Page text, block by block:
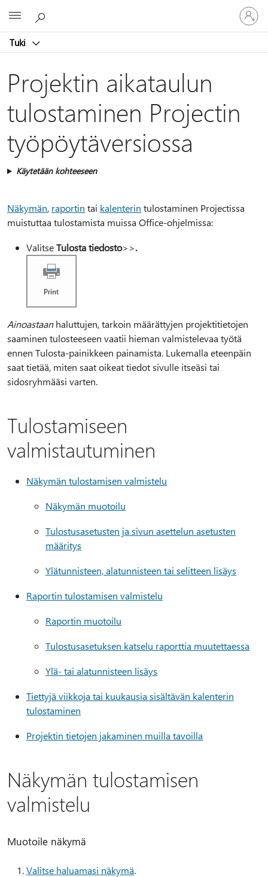
Tuki
Kirjaudu
sisään
tilille
Projektin aikataulun
tulostaminen Projectin
työpöytäversiossa
Käytetään kohteeseen
Näkymän, raportin tai kalenterin tulostaminen Projectissa
muistuttaa tulostamista muissa Office-ohjelmissa:
ValitseTulosta tiedosto>>.
Ainoastaanhaluttujen, tarkoin määrättyjen projektitietojen
saaminen tulosteeseen vaatii hieman valmistelevaa työtä
ennen Tulosta-painikkeen painamista. Lukemalla eteenpäin
saat tietää, miten saat oikeat tiedot sivulle itseäsi tai
sidosryhmääsi varten.
Tulostamiseen
valmistautuminen
Näkymän tulostamisen valmistelu
Näkymän muotoilu
Tulostusasetusten ja sivun asettelun asetusten
määritys
Ylätunnisteen, alatunnisteen tai selitteen lisäys
Raportin tulostamisen valmistelu
Raportin muotoilu
Tulostusasetuksen katselu raporttia muutettaessa
Ylä- tai alatunnisteen lisäys
Tiettyjä viikkoja tai kuukausia sisältävän kalenterin
tulostaminen
Projektin tietojen jakaminen muilla tavoilla
Näkymän tulostamisen
valmistelu
Muotoile näkymä
Valitse haluamasi näkymä.